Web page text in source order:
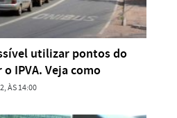
utilizar pontos do
IPVA. Veja como
ÀS 14:00